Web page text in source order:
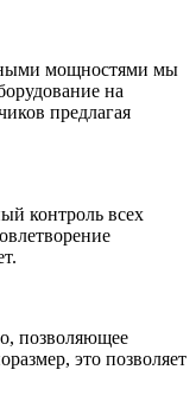
мощностями мы
на
предлагая
контроль всех
позволяющее
это позволяет